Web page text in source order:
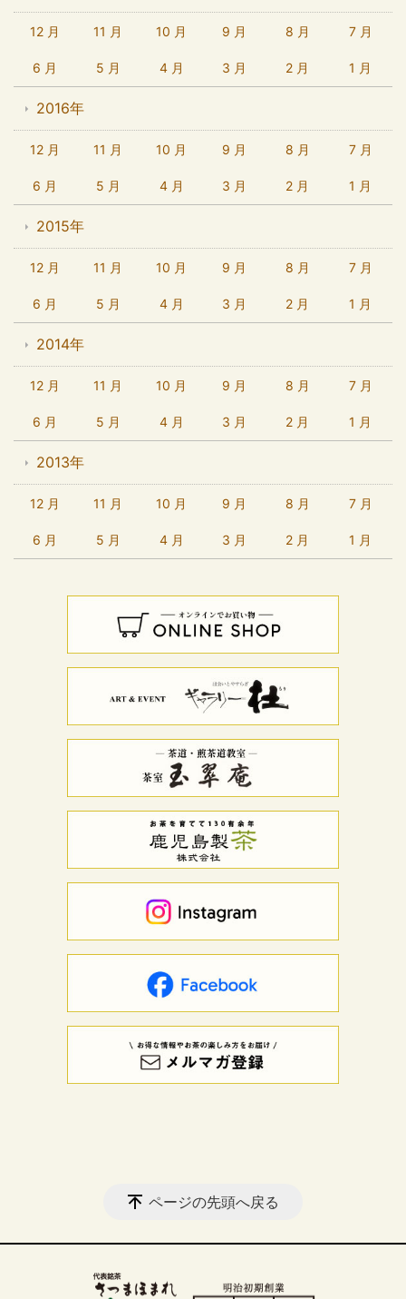
12 月 11 月 10 月 9 月 8 月 7 月
6 月 5 月 4 月 3 月 2 月 1 月
2016年
12 月 11 月 10 月 9 月 8 月 7 月
6 月 5 月 4 月 3 月 2 月 1 月
2015年
12 月 11 月 10 月 9 月 8 月 7 月
6 月 5 月 4 月 3 月 2 月 1 月
2014年
12 月 11 月 10 月 9 月 8 月 7 月
6 月 5 月 4 月 3 月 2 月 1 月
2013年
12 月 11 月 10 月 9 月 8 月 7 月
6 月 5 月 4 月 3 月 2 月 1 月
ページの先頭へ戻る